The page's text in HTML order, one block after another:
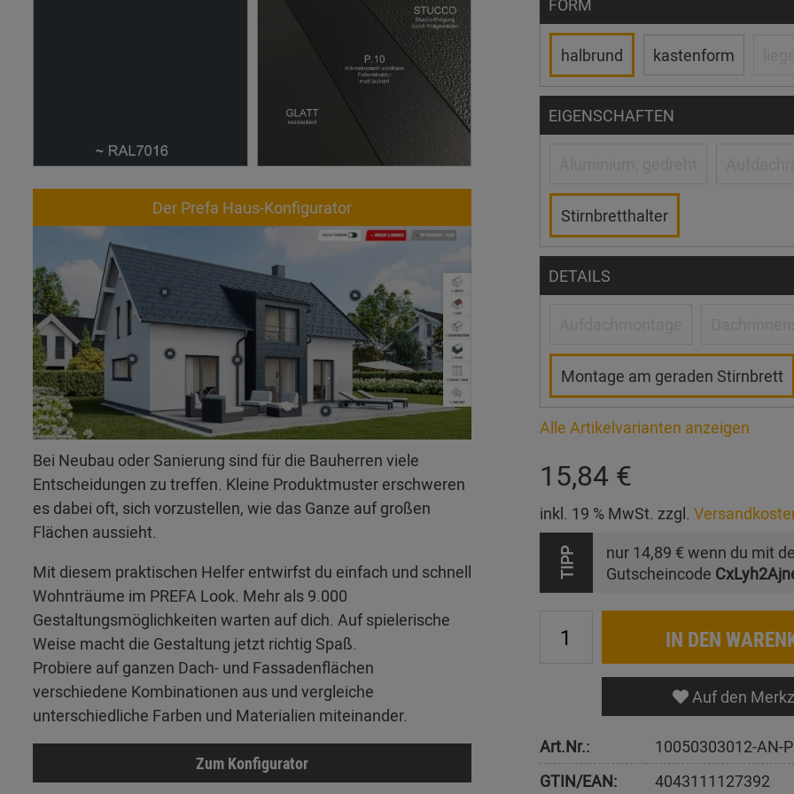
Der Prefa Haus-Konfigurator
Bei Neubau oder Sanierung sind für die Bauherren viele
Entscheidungen zu treffen. Kleine Produktmuster erschweren
es dabei oft, sich vorzustellen, wie das Ganze auf großen
Flächen aussieht.
Mit diesem praktischen Helfer entwirfst du einfach und schnell
Wohnträume im PREFA Look. Mehr als 9.000
Gestaltungsmöglichkeiten warten auf dich. Auf spielerische
Weise macht die Gestaltung jetzt richtig Spaß.
Probiere auf ganzen Dach- und Fassadenflächen
verschiedene Kombinationen aus und vergleiche
unterschiedliche Farben und Materialien miteinander.
Zum Konfigurator
FORM
halbrund kastenform
EIGENSCHAFTEN
Stirnbretthalter
DETAILS
Montage am geraden Stirnbrett
Alle Artikelvarianten anzeigen
15,84 €
inkl. 19 % MwSt. zzgl.
TIPP nur 14,89 € wenn du mit
Gutscheincode
IN DEN
Auf den
Art.Nr.:
10050303012-AN-
GTIN/EAN:
4043111127392